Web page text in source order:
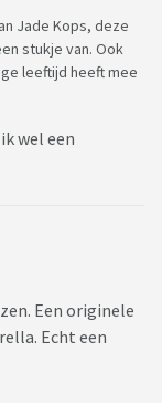
Jade Kops, deze
stukje van. Ook
leeftijd heeft mee
wel een
Een originele
Echt een